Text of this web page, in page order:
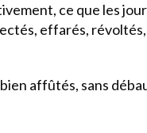
ce que les
effarés,
affûtés, sans